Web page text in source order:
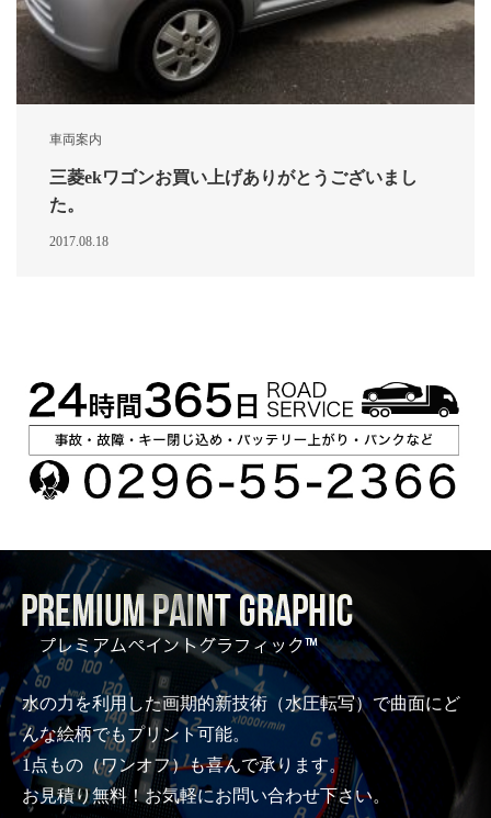
車両案内
三菱ekワゴンお買い上げありがとうございまし
た。
2017.08.18
水の力を利用した画期的新技術（水圧転写）で曲面にど
んな絵柄でもプリント可能。
1点もの（ワンオフ）も喜んで承ります。
お見積り無料！お気軽にお問い合わせ下さい。